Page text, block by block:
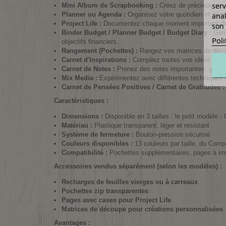
Mini Album de Scrapbooking : Créez de précieux
Planner ou Agenda : Organisez votre quotidien et
Project Life : Documentez chaque moment important
Binder Budget / Planner Budget / Budget Diary :
objectifs financiers.
Rangement (Pochettes) : Rangez vos matrices de
Carnet d'Inspirations : Compilez toutes vos idées
Carnet de Notes : Prenez des notes importantes,
Mix Media : Expérimentez avec différentes
Carnet de Pensées Positives / Carnet de Gratitudes :
Caractéristiques :
Dimensions : Disponible en 3 tailles : le petit modèle
Matériau : Plastique transparent, léger et résistant
Système de fermeture : Bouton-pression sécurisé
Couleurs disponibles : 13 couleurs par taille, du
Compatibilité : Pochettes supplémentaires, pages à
Accessoires vendus séparément (selon les modèles) :
Recharges de feuilles vierges ou à carreaux
Pochettes zip transparentes
Pages avec cases pour Project Life
Matrices de découpe pour créations personnalisées
Avantages :
son